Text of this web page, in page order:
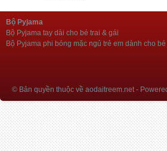
Bộ Pyjama
Bộ Pyjama tay dài cho bé trai & gái
Bộ Pyjama phi bóng mặc ngủ trẻ em dành cho
© Bản quyền thuộc về aodaitreem.net-